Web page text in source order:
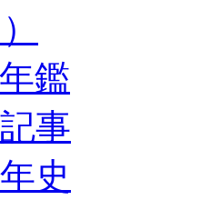
鑑
事
史